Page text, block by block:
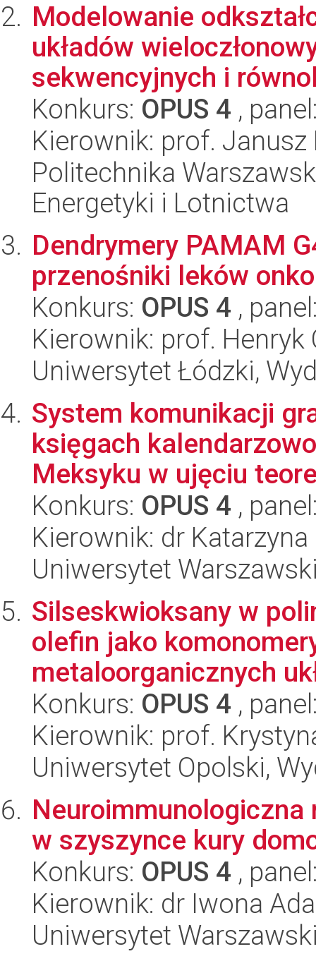
Modelowanie
układów
sekwencyjnych i
Konkurs: OPUS 4 ,
Kierownik: prof. Janusz
Politechnika
Energetyki i Lotnictwa
Dendrymery PAMAM
przenośniki leków
Konkurs: OPUS 4 ,
Kierownik: prof. Henryk
Uniwersytet Łódzki,
System komunikacji
księgach
Meksyku w ujęciu
Konkurs: OPUS 4 ,
Kierownik: dr
Uniwersytet
Silseskwioksany w
olefin jako
metaloorganicznych
Konkurs: OPUS 4 ,
Kierownik: prof.
Uniwersytet Opolski,
w szyszynce kury
Konkurs: OPUS 4 ,
Kierownik: dr Iwona
Uniwersytet